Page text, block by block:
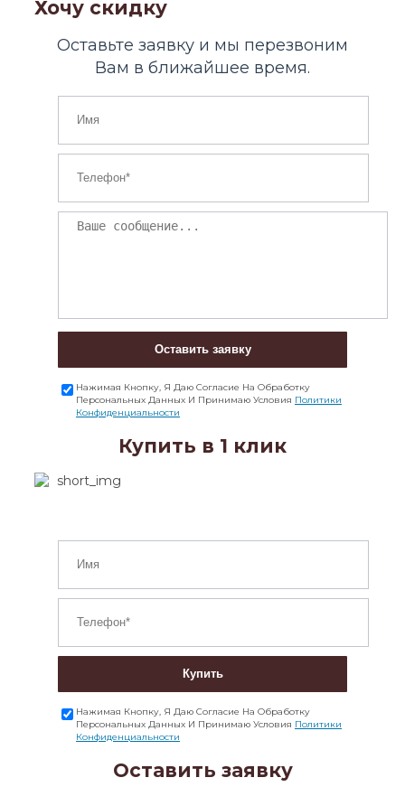
Хочу скидку
Оставьте заявку и мы перезвоним
Вам в ближайшее время.
Оставить заявку
Нажимая Кнопку, Я Даю Согласие На Обработку
Персональных Данных И Принимаю Условия Политики
Конфиденциальности
Купить в 1 клик
Купить
Нажимая Кнопку, Я Даю Согласие На Обработку
Персональных Данных И Принимаю Условия Политики
Конфиденциальности
Оставить заявку